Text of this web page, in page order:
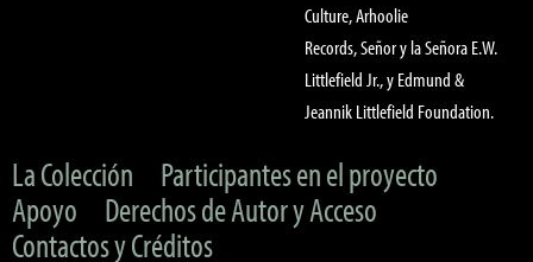
Culture, Arhoolie
Records, Señor y la Señora E.W.
Littlefield Jr., y Edmund &
Jeannik Littlefield Foundation.
La Colección
Participantes en el proyecto
Apoyo
Derechos de Autor y Acceso
Contactos y Créditos